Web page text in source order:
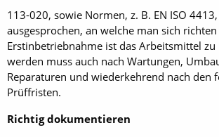
113-020, sowie Normen, z. B. EN ISO
ausgesprochen, an welche man sich
Erstinbetriebnahme ist das Arbeitsmittel
werden muss auch nach Wartungen,
Reparaturen und wiederkehrend nach den
Prüffristen.
Richtig dokumentieren